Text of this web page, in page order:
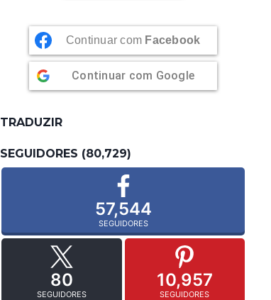
Continuar com Facebook
Continuar com Google
TRADUZIR
SEGUIDORES (80,729)
57,544
SEGUIDORES
80
SEGUIDORES
10,957
SEGUIDORES